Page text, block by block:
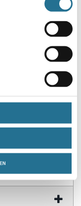
für Warm-